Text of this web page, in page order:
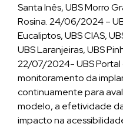
Santa Inês, UBS Morro
Rosina. 24/06/2024 –
Eucaliptos, UBS CIAS,
UBS Laranjeiras, UBS
22/07/2024- UBS Portal
monitoramento da
continuamente para
modelo, a efetividade
impacto na